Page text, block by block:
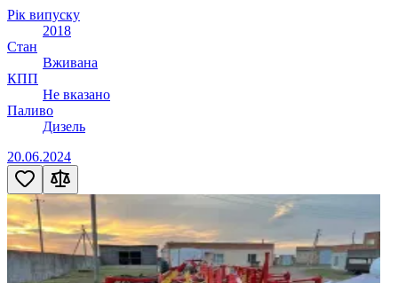
Рік випуску
2018
Стан
Вживана
КПП
Не вказано
Паливо
Дизель
20.06.2024